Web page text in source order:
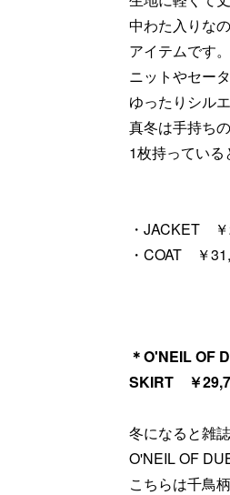
中わた入りな
アイテムです。
ニットやセー
ゆったりシルエ
真冬は手持ち
1枚持ってい
・JACKET ￥
・COAT ￥
＊O'NEIL OF
SKIRT ￥
冬になると雑
O'NEIL OF
こちらは千鳥